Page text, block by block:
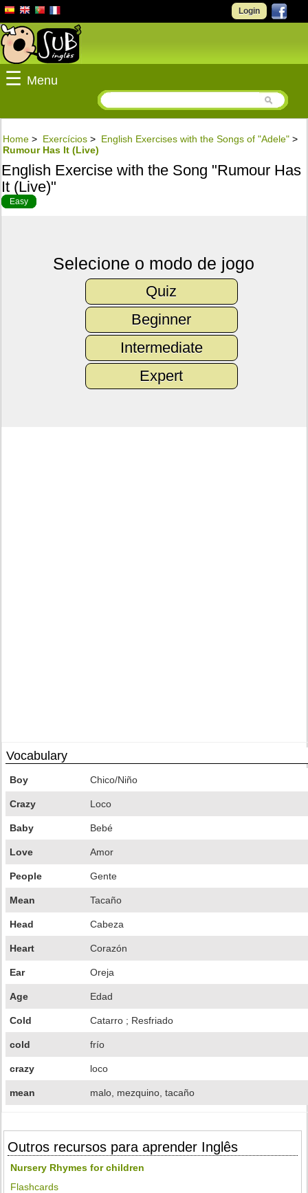
Login
☰ Menu
Home > Exercícios > English Exercises with the Songs of "Adele" >
Rumour Has It (Live)
English Exercise with the Song "Rumour Has
It (Live)"
Easy
Selecione o modo de jogo
Quiz
Beginner
Intermediate
Expert
Vocabulary
Boy Chico/Niño
Crazy Loco
Baby Bebé
Love Amor
People Gente
Mean Tacaño
Head Cabeza
Heart Corazón
Ear Oreja
Age Edad
Cold Catarro ; Resfriado
cold frío
crazy loco
mean malo, mezquino, tacaño
Outros recursos para aprender Inglês
Nursery Rhymes for children
Flashcards